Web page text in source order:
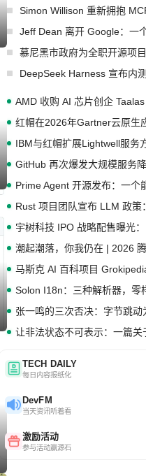
Simon Willison 重新拥抱
Jeff Dean 离开 Google：一
慕尼黑市政府为全职开源项
红帽在2026年Gartner云原生
GitHub 再次爆发大规模服务
潮起潮落，你我仍在 | 2026
马斯克 AI 百科项目
Solon I18n：三种解析器，零
张一鸣的三次否决：字节跳动
让非法状态不可表示：一篇
TECH DAILY
每日内容报纸化
DevFM
当天资讯听着看
激励活动
参与活动赢源石